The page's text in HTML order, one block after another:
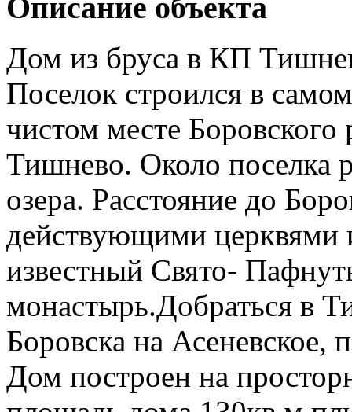
Описание объекта
Дом из бруса в КП
Поселок строился в
чистом месте
Тишнево. Около поселка
озера. Расстояние до
действующими
известный Свято-
монастырь.Добраться в
Боровска на Асеневское,
Дом построен на